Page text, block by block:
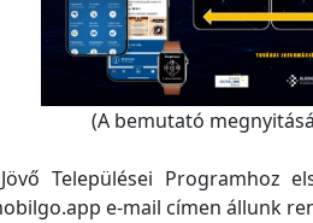
(A bemutató
Települései Programhoz
e-mail címen állunk